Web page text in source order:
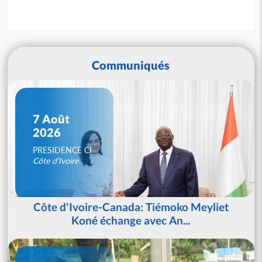
Communiqués
7 Août
2026
PRESIDENCE CI
Côte d'Ivoire
Côte d'Ivoire-Canada: Tiémoko Meyliet
Koné échange avec An...